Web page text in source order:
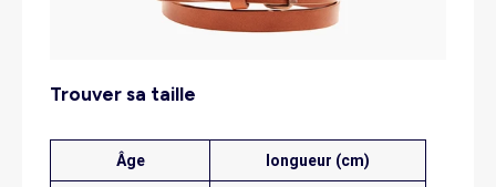
trouver sa taille
Âge longueur (cm)